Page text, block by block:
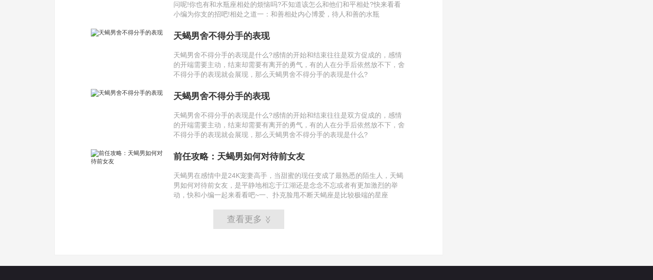
问呢!你也有和水瓶座相处的烦恼吗?不知道该怎么和他们和平相处?快来看看
小编为你支的招吧!相处之道一：和善相处内心博爱，待人和善的水瓶
天蝎男舍不得分手的表现
天蝎男舍不得分手的表现是什么?感情的开始和结束往往是双方促成的，感情
的开端需要主动，结束却需要有离开的勇气，有的人在分手后依然放不下，舍
不得分手的表现就会展现，那么天蝎男舍不得分手的表现是什么?
天蝎男舍不得分手的表现
天蝎男舍不得分手的表现是什么?感情的开始和结束往往是双方促成的，感情
的开端需要主动，结束却需要有离开的勇气，有的人在分手后依然放不下，舍
不得分手的表现就会展现，那么天蝎男舍不得分手的表现是什么?
前任攻略：天蝎男如何对待前女友
天蝎男在感情中是24K宠妻高手，当甜蜜的现任变成了最熟悉的陌生人，天蝎
男如何对待前女友，是平静地相忘于江湖还是念念不忘或者有更加激烈的举
动，快和小编一起来看看吧~一、扑克脸甩不断天蝎座是比较极端的星座
查看更多 >>